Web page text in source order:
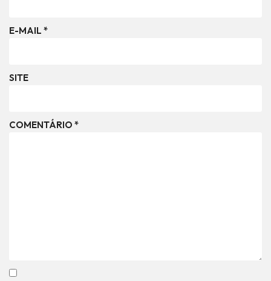
E-MAIL *
SITE
COMENTÁRIO *